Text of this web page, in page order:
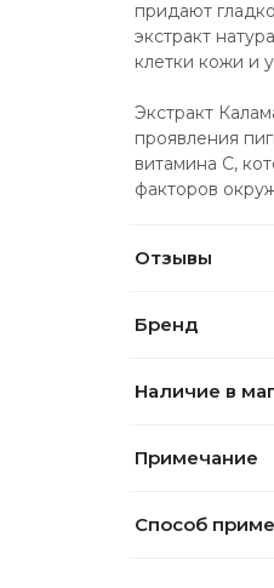
придают
экстракт
клетки кожи и
Экстракт
проявления
витамина С,
факторов
Отзывы
Бренд
Наличие в
Примечание
Способ